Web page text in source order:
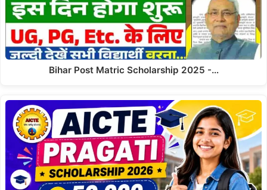
Bihar Post Matric Scholarship 2025 -…